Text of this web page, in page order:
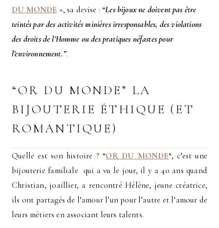
DU MONDE », sa devise : “Les bijoux ne doivent pas être
teintés par des activités minières irresponsables, des violations
des droits de l’Homme ou des pratiques néfastes pour
l’environnement.”.
“OR DU MONDE” LA
BIJOUTERIE ÉTHIQUE (ET
ROMANTIQUE)
Quelle est son histoire ? “OR DU MONDE“, c’est une
bijouterie familiale qui a vu le jour, il y a 40 ans quand
Christian, joaillier, a rencontré Hélène, jeune créatrice,
ils ont partagés de l’amour l’un pour l’autre et l’amour de
leurs métiers en associant leurs talents.